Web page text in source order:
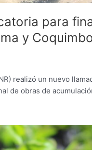
para
y Coquimbo
realizó un nuevo
de obras de